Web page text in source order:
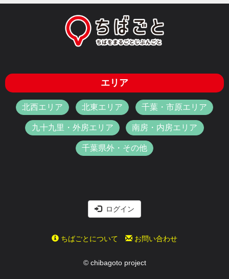
エリア
北西エリア 北東エリア 千葉・市原エリア
九十九里・外房エリア 南房・内房エリア
千葉県外・その他
ログイン
ちばごとについて お問い合わせ
© chibagoto project